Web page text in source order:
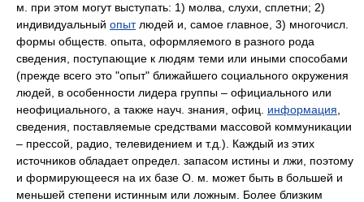
м. при этом могут выступать: 1) молва, слухи, сплетни; 2)
индивидуальный опытлюдей и, самое главное, 3) многочисл.
формы обществ. опыта, оформляемого в разного рода
сведения, поступающие к людям теми или иными способами
(прежде всего это "опыт" ближайшего социального окружения
людей, в особенности лидера группы – официального или
неофициального, а также науч. знания, офиц. информация
сведения, поставляемые средствами массовой коммуникации
– прессой, радио, телевидением и т.д.). Каждый из этих
источников обладает определ. запасом истины и лжи, поэтому
и формирующееся на их базе О. м. может быть в большей и
меньшей степени истинным или ложным. Более близким